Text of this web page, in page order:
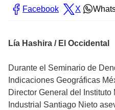
Facebook X
Lía Hashira / El Occidental
Durante el Seminario de
Indicaciones Geográficas
Director General del
Industrial Santiago Nieto